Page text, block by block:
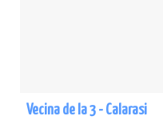
Vecina de la 3 - Calarasi